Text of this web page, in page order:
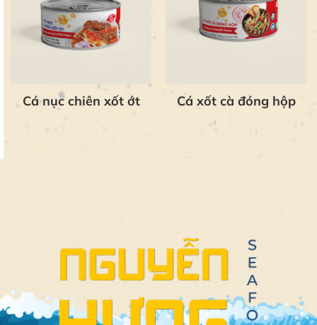
Cá nục chiên xốt ớt Cá xốt cà đóng hộp